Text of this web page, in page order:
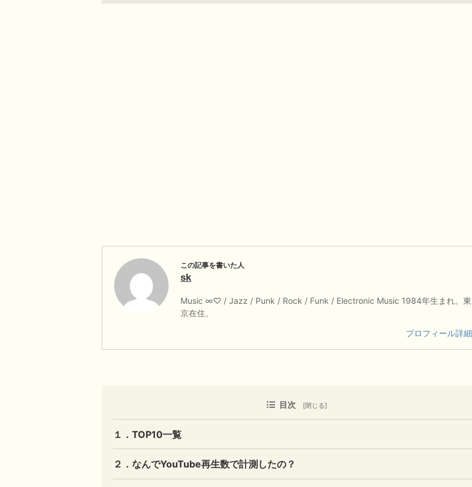
sk
Music ∞♡ / Jazz / Punk / Rock / Funk / Electronic Music 1984年生まれ。東
京在住。
プロフィール詳細
目次
１．TOP10一覧
２．なんでYouTube再生数で計測したの？